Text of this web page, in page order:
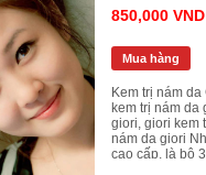
850,000 VND
Mua hàng
Kem trị nám
kem trị nám da
giori, giori kem
nám da giori
cao cấp, là bộ